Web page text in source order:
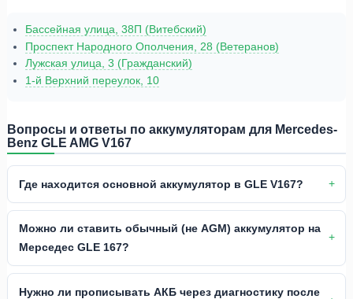
Бассейная улица, 38П (Витебский)
Проспект Народного Ополчения, 28 (Ветеранов)
Лужская улица, 3 (Гражданский)
1-й Верхний переулок, 10
Вопросы и ответы по аккумуляторам для Mercedes-
Benz GLE AMG V167
Где находится основной аккумулятор в GLE V167?
Можно ли ставить обычный (не AGM) аккумулятор на
Мерседес GLE 167?
Нужно ли прописывать АКБ через диагностику после